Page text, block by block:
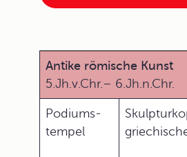
Antike römische Kunst
5.Jh.v.Chr.– 6.Jh.n.Chr.
Podiums-
tempel